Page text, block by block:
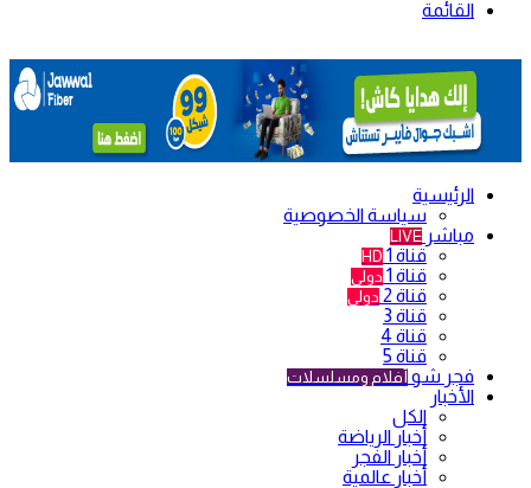
القائمة
الرئيسية
سياسة الخصوصية
مباشر LIVE
قناة 1 HD
قناة 1 دولي
قناة 2 دولي
قناة 3
قناة 4
قناة 5
فجر شو أفلام ومسلسلات
الأخبار
الكل
أخبار الرياضة
أخبار الفجر
أخبار عالمية